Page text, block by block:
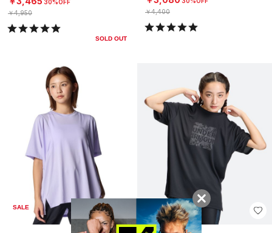
30%OFF
￥4,950
SOLD OUT
￥4,400
SALE NEW